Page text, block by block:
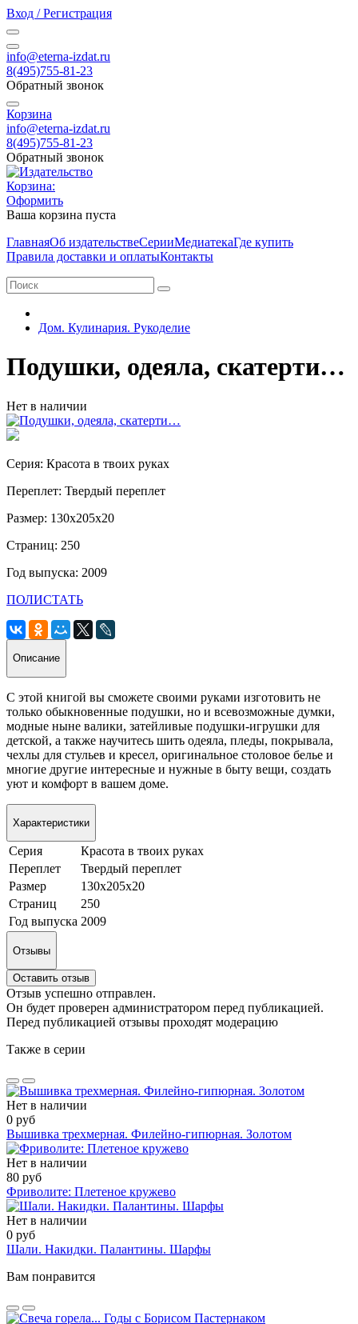
Вход / Регистрация
info@eterna-izdat.ru
8(495)755-81-23
Обратный звонок
Корзина
info@eterna-izdat.ru
8(495)755-81-23
Обратный звонок
Корзина:
Оформить
Ваша корзина пуста
ГлавнаяОб издательствеСерииМедиатекаГде купить
Правила доставки и оплатыКонтакты
Дом. Кулинария. Рукоделие
Подушки, одеяла, скатерти…
Нет в наличии
Серия: Красота в твоих руках
Переплет: Твердый переплет
Размер: 130х205х20
Страниц: 250
Год выпуска: 2009
ПОЛИСТАТЬ
Описание
С этой книгой вы сможете своими руками изготовить не
только обыкновенные подушки, но и всевозможные думки,
модные ныне валики, затейливые подушки-игрушки для
детской, а также научитесь шить одеяла, пледы, покрывала,
чехлы для стульев и кресел, оригинальное столовое белье и
многие другие интересные и нужные в быту вещи, создать
уют и комфорт в вашем доме.
Характеристики
Серия
Красота в твоих руках
Переплет
Твердый переплет
Размер
130х205х20
Страниц
250
Год выпуска 2009
Отзывы
Оставить отзыв
Отзыв успешно отправлен.
Он будет проверен администратором перед публикацией.
Перед публикацией отзывы проходят модерацию
Также в серии
Нет в наличии
0 руб
Вышивка трехмерная. Филейно-гипюрная. Золотом
Нет в наличии
80 руб
Фриволите: Плетеное кружево
Нет в наличии
0 руб
Шали. Накидки. Палантины. Шарфы
Вам понравится